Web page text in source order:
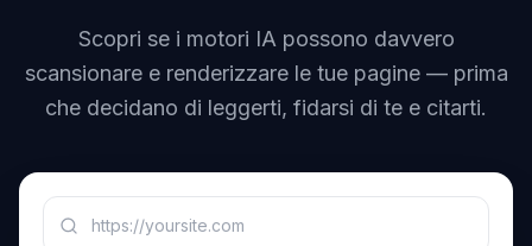
Monitoraggio
concorrenti
AGISCI
Content
Prezzi
demo
Scopri se i motori IA possono davvero
scansionare e renderizzare le tue pagine — prima
che decidano di leggerti, fidarsi di te e citarti.